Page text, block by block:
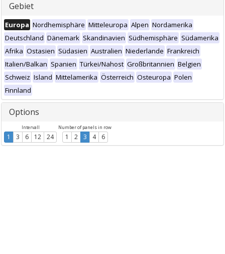
Gebiet
Europa Nordhemisphäre Mitteleuropa Alpen Nordamerika
Deutschland Dänemark Skandinavien Südhemisphäre Südamerika
Afrika Ostasien Südasien Australien Niederlande Frankreich
Italien/Balkan Spanien Türkei/Nahost Großbritannien Belgien
Schweiz Island Mittelamerika Österreich Osteuropa Polen
Finnland
Options
Intervall
1 3 6 12 24
Number of panels in row
1 2 3 4 6